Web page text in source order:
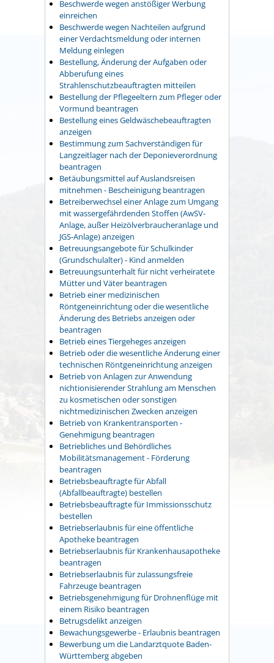
Beschwerde wegen anstößiger Werbung
einreichen
Beschwerde wegen Nachteilen aufgrund
einer Verdachtsmeldung oder internen
Meldung einlegen
Bestellung, Änderung der Aufgaben oder
Abberufung eines
Strahlenschutzbeauftragten mitteilen
Bestellung der Pflegeeltern zum Pfleger oder
Vormund beantragen
Bestellung eines Geldwäschebeauftragten
anzeigen
Bestimmung zum Sachverständigen für
Langzeitlager nach der Deponieverordnung
beantragen
Betäubungsmittel auf Auslandsreisen
mitnehmen - Bescheinigung beantragen
Betreiberwechsel einer Anlage zum Umgang
mit wassergefährdenden Stoffen (AwSV-
Anlage, außer Heizölverbraucheranlage und
JGS-Anlage) anzeigen
Betreuungsangebote für Schulkinder
(Grundschulalter) - Kind anmelden
Betreuungsunterhalt für nicht verheiratete
Mütter und Väter beantragen
Betrieb einer medizinischen
Röntgeneinrichtung oder die wesentliche
Änderung des Betriebs anzeigen oder
beantragen
Betrieb eines Tiergeheges anzeigen
Betrieb oder die wesentliche Änderung einer
technischen Röntgeneinrichtung anzeigen
Betrieb von Anlagen zur Anwendung
nichtionisierender Strahlung am Menschen
zu kosmetischen oder sonstigen
nichtmedizinischen Zwecken anzeigen
Betrieb von Krankentransporten -
Genehmigung beantragen
Betriebliches und Behördliches
Mobilitätsmanagement - Förderung
beantragen
Betriebsbeauftragte für Abfall
(Abfallbeauftragte) bestellen
Betriebsbeauftragte für Immissionsschutz
bestellen
Betriebserlaubnis für eine öffentliche
Apotheke beantragen
Betriebserlaubnis für Krankenhausapotheke
beantragen
Betriebserlaubnis für zulassungsfreie
Fahrzeuge beantragen
Betriebsgenehmigung für Drohnenflüge mit
einem Risiko beantragen
Betrugsdelikt anzeigen
Bewachungsgewerbe - Erlaubnis beantragen
Bewerbung um die Landarztquote Baden-
Württemberg abgeben